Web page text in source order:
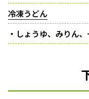
冷凍うどん
・しょうゆ、みりん